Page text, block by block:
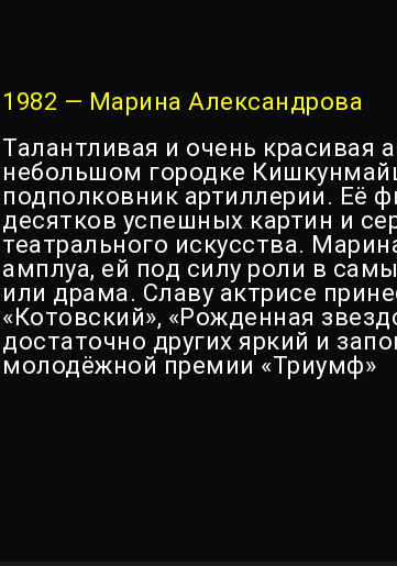
1982 — Марина Александрова
Талантливая и очень красивая
небольшом городке
подполковник артиллерии. Её
десятков успешных картин и
театрального искусства.
амплуа, ей под силу роли в
или драма. Славу актрисе
«Котовский», «Рожденная
достаточно других яркий и
молодёжной премии «Триумф»